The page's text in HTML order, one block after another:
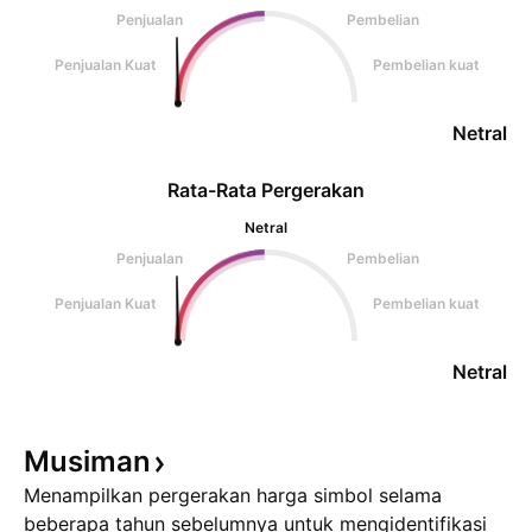
Penjualan Pembelian
Penjualan Kuat Pembelian kuat
Netral
Rata-Rata Pergerakan
Netral
Penjualan
Pembelian
Penjualan Kuat Pembelian kuat
Netral
Musiman
Menampilkan pergerakan harga simbol selama
beberapa tahun sebelumnya untuk mengidentifikasi